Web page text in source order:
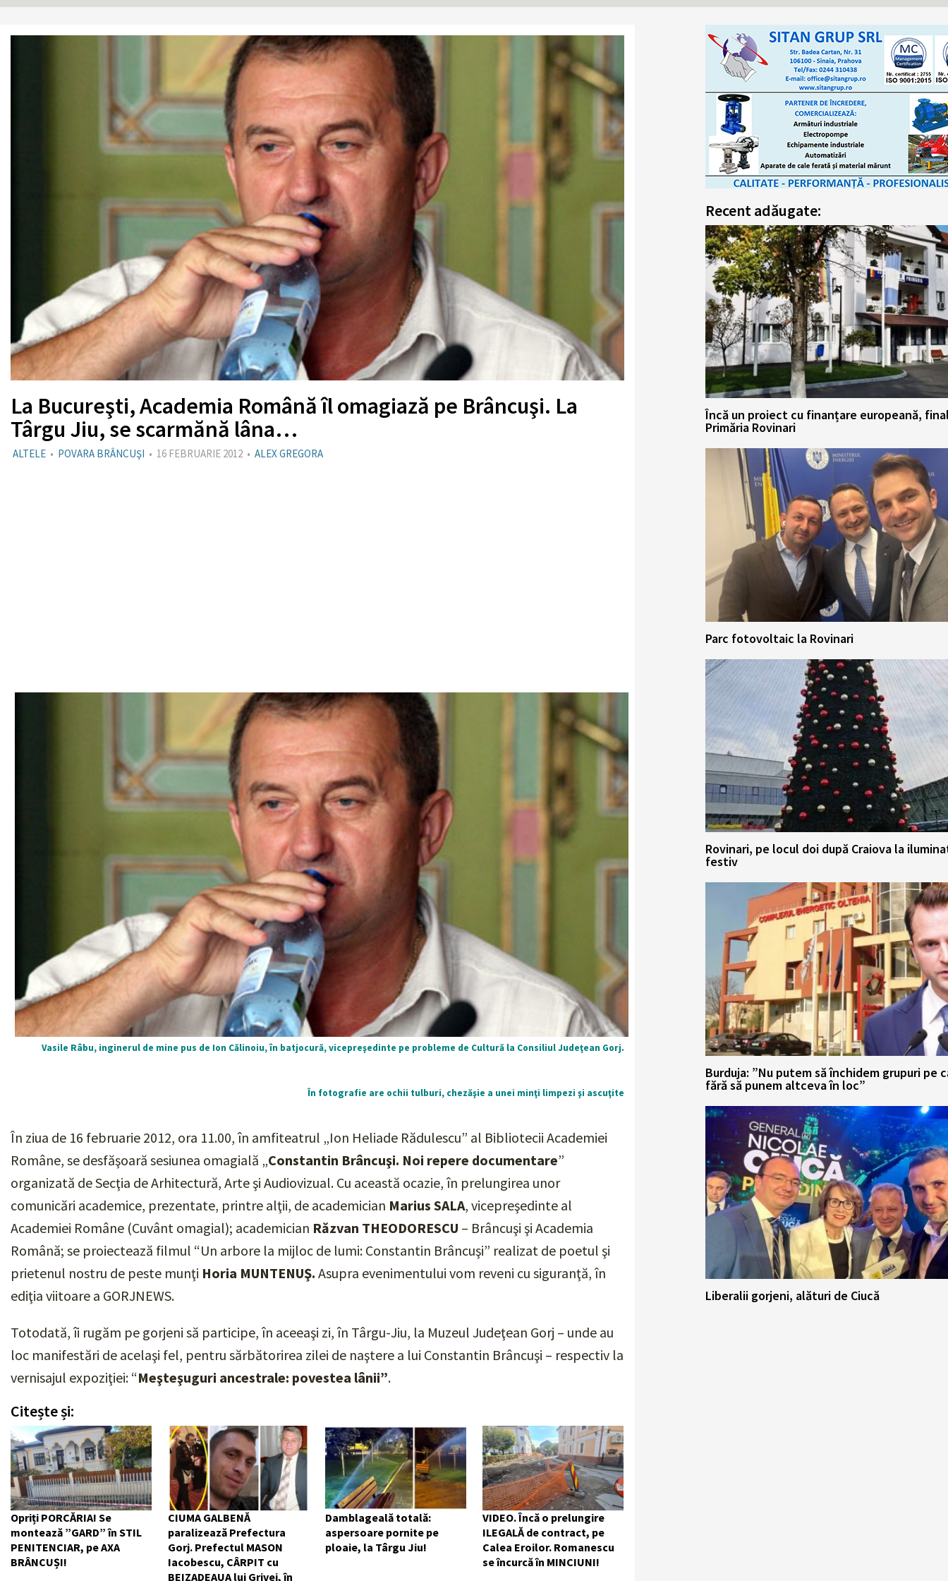
La Bucureşti, Academia Română îl omagiază pe Brâncuşi. La
Târgu Jiu, se scarmănă lâna…
ALTELE • POVARA BRÂNCUŞI • 16 FEBRUARIE 2012 • ALEX GREGORA
Vasile Râbu, inginerul de mine pus de Ion Călinoiu, în batjocură, vicepreşedinte pe probleme de Cultură la Consiliul Judeţean Gorj.
În fotografie are ochii tulburi, chezăşie a unei minţi limpezi şi ascuţite
În ziua de 16 februarie 2012, ora 11.00, în amfiteatrul „Ion Heliade Rădulescu” al Bibliotecii Academiei
Române, se desfăşoară sesiunea omagială „Constantin Brâncuşi. Noi repere documentare”
organizată de Secţia de Arhitectură, Arte şi Audiovizual. Cu această ocazie, în prelungirea unor
comunicări academice, prezentate, printre alţii, de academician Marius SALA, vicepreşedinte al
Academiei Române (Cuvânt omagial); academician Răzvan THEODORESCU – Brâncuşi şi Academia
Română; se proiectează filmul “Un arbore la mijloc de lumi: Constantin Brâncuşi” realizat de poetul şi
prietenul nostru de peste munţi Horia MUNTENUŞ. Asupra evenimentului vom reveni cu siguranţă, în
ediţia viitoare a GORJNEWS.
Totodată, îi rugăm pe gorjeni să participe, în aceeaşi zi, în Târgu-Jiu, la Muzeul Judeţean Gorj – unde au
loc manifestări de acelaşi fel, pentru sărbătorirea zilei de naştere a lui Constantin Brâncuşi – respectiv la
vernisajul expoziţiei: “Meşteşuguri ancestrale: povestea lânii”.
Citește și:
Opriți PORCĂRIA! Se
montează ”GARD” în STIL
PENITENCIAR, pe AXA
BRÂNCUȘI!
CIUMA GALBENĂ
paralizează Prefectura
Gorj. Prefectul MASON
Iacobescu, CÂRPIT cu
BEIZADEAUA lui Grivei, în
Damblageală totală:
aspersoare pornite pe
ploaie, la Târgu Jiu!
VIDEO. Încă o prelungire
ILEGALĂ de contract, pe
Calea Eroilor. Romanescu
se încurcă în MINCIUNI!
Recent adăugate:
Încă un proiect cu finanțare europeană,
Primăria Rovinari
Parc fotovoltaic la Rovinari
Rovinari, pe locul doi după Craiova la
festiv
Burduja: ”Nu putem să închidem grupuri pe
fără să punem altceva în loc”
Liberalii gorjeni, alături de Ciucă